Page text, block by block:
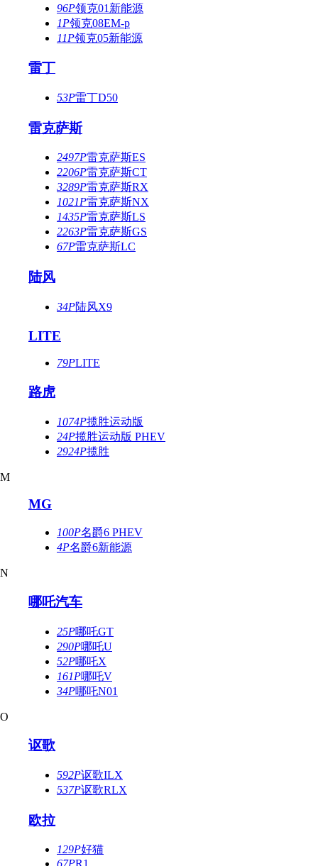
96P领克01新能源
1P领克08EM-p
11P领克05新能源
雷丁
53P雷丁D50
雷克萨斯
2497P雷克萨斯ES
2206P雷克萨斯CT
3289P雷克萨斯RX
1021P雷克萨斯NX
1435P雷克萨斯LS
2263P雷克萨斯GS
67P雷克萨斯LC
陆风
34P陆风X9
LITE
79PLITE
路虎
1074P揽胜运动版
24P揽胜运动版 PHEV
2924P揽胜
M
MG
100P名爵6 PHEV
4P名爵6新能源
N
哪吒汽车
25P哪吒GT
290P哪吒U
52P哪吒X
161P哪吒V
34P哪吒N01
O
讴歌
592P讴歌ILX
537P讴歌RLX
欧拉
129P好猫